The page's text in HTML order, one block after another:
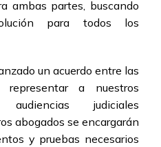
ambas partes, buscando
para todos los
un acuerdo entre las
representar a nuestros
judiciales
abogados se encargarán
y pruebas necesarios